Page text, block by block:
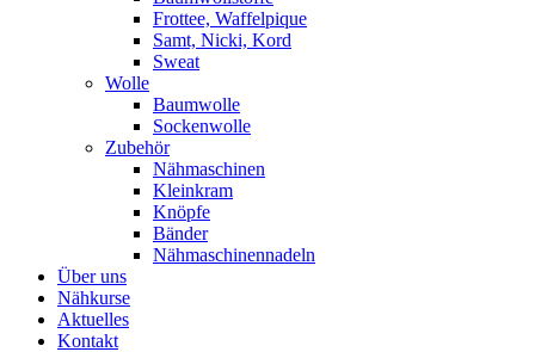
Frottee, Waffelpique
Samt, Nicki, Kord
Sweat
Wolle
Baumwolle
Sockenwolle
Zubehör
Nähmaschinen
Kleinkram
Knöpfe
Bänder
Nähmaschinennadeln
Über uns
Nähkurse
Aktuelles
Kontakt